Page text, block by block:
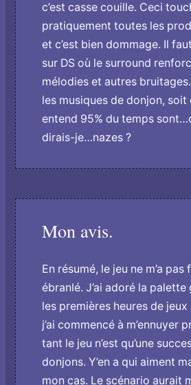
c’est casse couille. Ceci
pratiquement toutes les
et c’est bien dommage. Il
sur DS où le surround
mélodies et autres
les musiques de donjon, soit
entend 95% du temps
dirais-je…nazes ?
Mon avis.
En résumé, le jeu ne m’a
ébranlé. J’ai adoré la
les premières heures de
j’ai commencé à m’ennuyer
tant le jeu n’est qu’une
donjons. Y’en a qui aiment
mon cas. Le scénario aurait